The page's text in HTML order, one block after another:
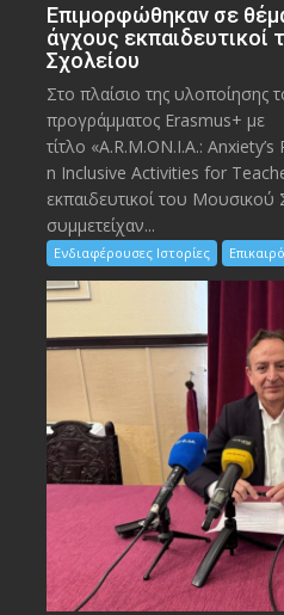
Eπιμορφώθηκαν σε
άγχους εκπαιδευτικοί
Σχολείου
Στο πλαίσιο της υλοποίησης
προγράμματος Erasmus+ με
τίτλο «A.R.M.ON.I.A.:
n Inclusive Activities for
εκπαιδευτικοί του
συμμετείχαν...
Ενδιαφέρουσες Ιστορίες